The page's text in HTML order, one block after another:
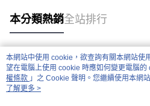
本分類熱銷全站排行
熱門標籤
本網站中使用 cookie，欲查詢有關本網站使
望在電腦上使用 cookie 時應如何變更電腦的
權條款 」之 Cookie 聲明。您繼續使用本網
用條款之 Cookie 聲明使用 cookie。
了解更多 >